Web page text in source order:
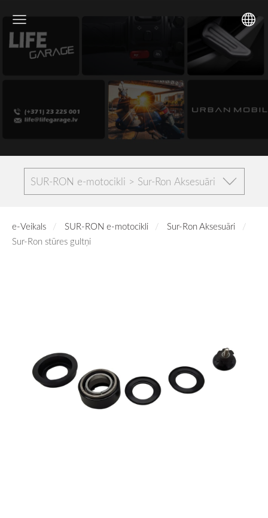
SUR-RON e-motocikli > Sur-Ron Aksesuāri
e-Veikals SUR-RON e-motocikli
Sur-Ron Aksesuāri
Sur-Ron stūres gultņi